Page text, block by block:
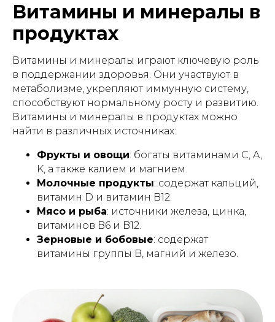
Витамины и минералы в
продуктах
Витамины и минералы играют ключевую роль
в поддержании здоровья. Они участвуют в
метаболизме, укрепляют иммунную систему,
способствуют нормальному росту и развитию.
Витамины и минералы в продуктах можно
найти в различных источниках:
Фрукты и овощи: богаты витаминами C, A,
K, а также калием и магнием.
Молочные продукты: содержат кальций,
витамин D и витамин B12.
Мясо и рыба: источники железа, цинка,
витаминов B6 и B12.
Зерновые и бобовые: содержат
витамины группы B, магний и железо.